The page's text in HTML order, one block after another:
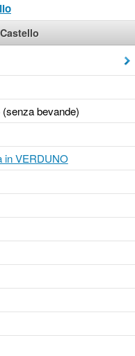
bevande)
in VERDUNO